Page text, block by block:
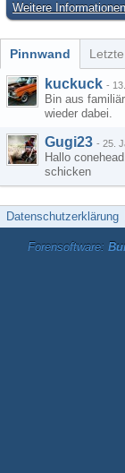
Weitere Informationen
Pinnwand
kuckuck -
Bin aus
wieder dabei.
Gugi23 - 25.
Hallo
schicken
Datenschutzerklärung
Forensoftware: